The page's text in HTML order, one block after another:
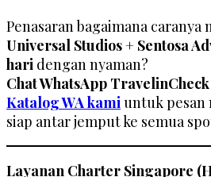
Penasaran bagaimana
Universal Studios + Sentosa
hari dengan nyaman?
Chat WhatsApp
Katalog WA kamiuntuk pesan
siap antar jemput ke semua
Layanan Charter Singapore